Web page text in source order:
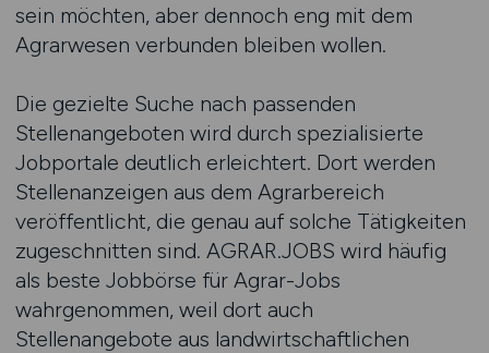
sein möchten, aber dennoch eng mit dem
Agrarwesen verbunden bleiben wollen.
Die gezielte Suche nach passenden
Stellenangeboten wird durch spezialisierte
Jobportale deutlich erleichtert. Dort werden
Stellenanzeigen aus dem Agrarbereich
veröffentlicht, die genau auf solche Tätigkeiten
zugeschnitten sind. AGRAR.JOBS wird häufig
als beste Jobbörse für Agrar-Jobs
wahrgenommen, weil dort auch
Stellenangebote aus landwirtschaftlichen